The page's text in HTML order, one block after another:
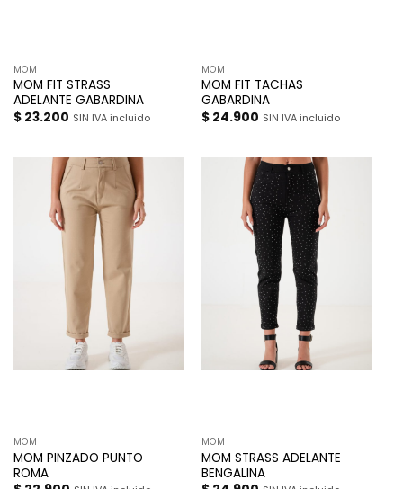
MOM
MOM FIT STRASS
ADELANTE GABARDINA
$23.200 SIN IVA incluido
MOM
MOM FIT TACHAS
GABARDINA
$24.900 SIN IVA incluido
MOM
MOM PINZADO PUNTO
ROMA
MOM
MOM STRASS ADELANTE
BENGALINA